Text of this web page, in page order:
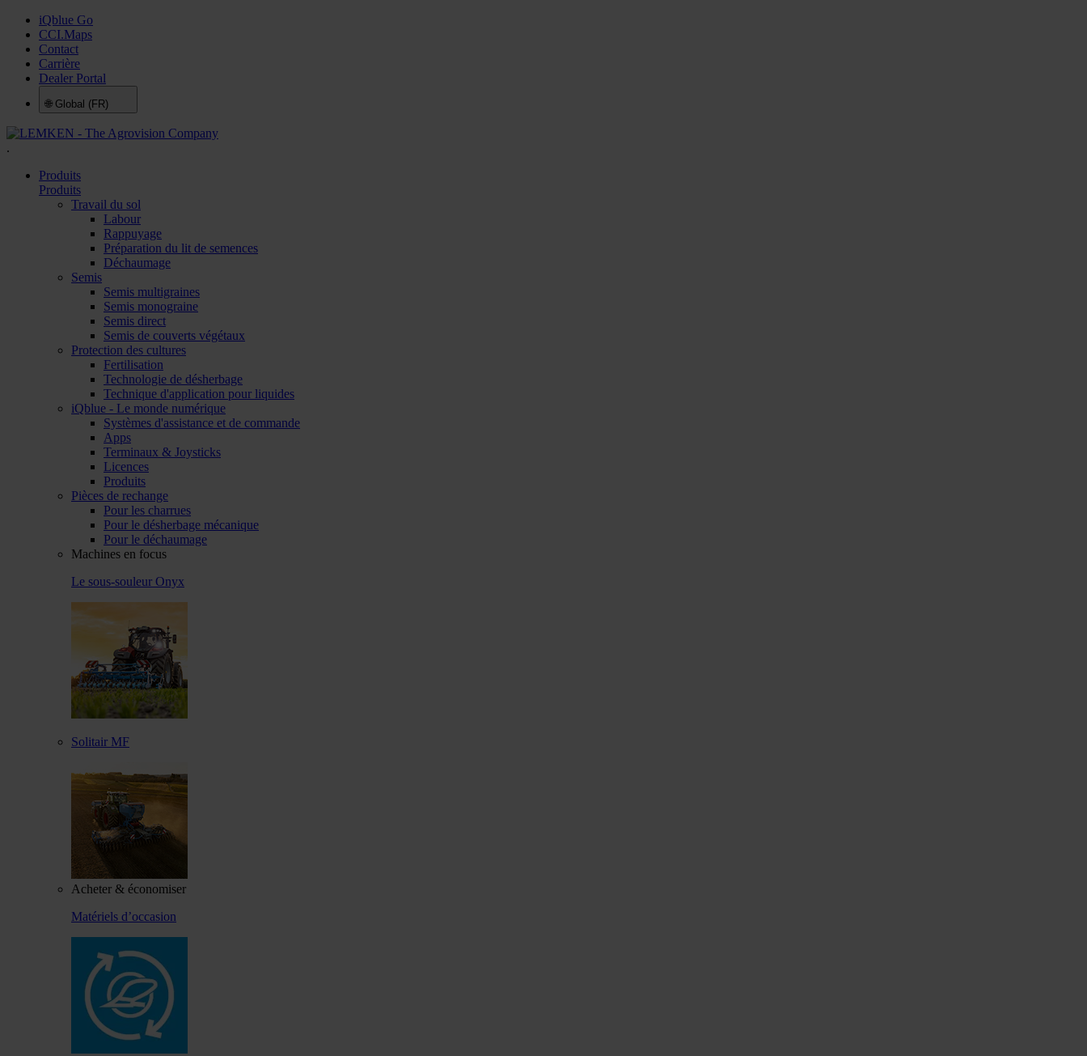
iQblue Go
CCI.Maps
Contact
Carrière
Dealer Portal
🌐 Global (FR)
.
Produits
Produits
Travail du sol
Labour
Rappuyage
Préparation du lit de semences
Déchaumage
Semis
Semis multigraines
Semis monograine
Semis direct
Semis de couverts végétaux
Protection des cultures
Fertilisation
Technologie de désherbage
Technique d'application pour liquides
iQblue - Le monde numérique
Systèmes d'assistance et de commande
Apps
Terminaux & Joysticks
Licences
Produits
Pièces de rechange
Pour les charrues
Pour le désherbage mécanique
Pour le déchaumage
Machines en focus
Le sous-souleur Onyx
Solitair MF
Acheter & économiser
Matériels d’occasion